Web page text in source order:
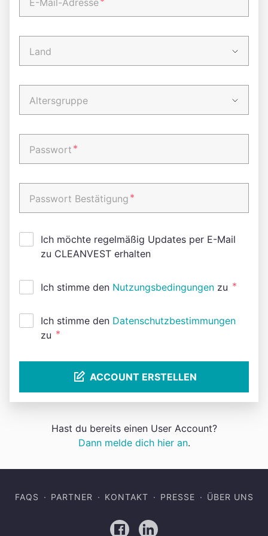
E-Mail-Adresse
Land
Altersgruppe
Passwort *
Passwort Bestätigung *
Ich möchte regelmäßig Updates per E-Mail
zu CLEANVEST erhalten
Ich stimme den Nutzungsbedingungen zu *
Ich stimme den Datenschutzbestimmungen
zu *
ACCOUNT ERSTELLEN
Hast du bereits einen User Account?
Dann melde dich hier an.
FAQS PARTNER KONTAKT PRESSE ÜBER UNS